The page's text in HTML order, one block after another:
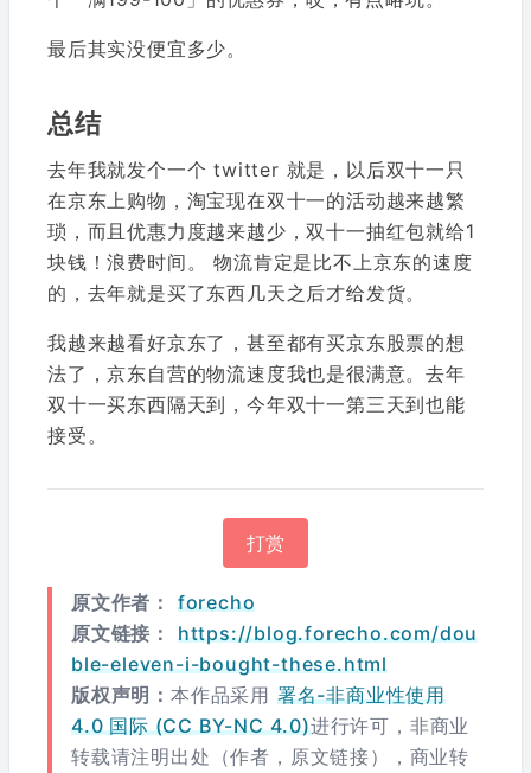
最后其实没便宜多少。
总结
去年我就发个一个 twitter 就是，以后双十一只
在京东上购物，淘宝现在双十一的活动越来越繁
琐，而且优惠力度越来越少，双十一抽红包就给1
块钱！浪费时间。 物流肯定是比不上京东的速度
的，去年就是买了东西几天之后才给发货。
我越来越看好京东了，甚至都有买京东股票的想
法了，京东自营的物流速度我也是很满意。去年
双十一买东西隔天到，今年双十一第三天到也能
接受。
打赏
原文作者：
forecho
原文链接：
https://blog.forecho.com/dou
ble-eleven-i-bought-these.html
版权声明： 本作品采用 署名-非商业性使用
4.0 国际 (CC BY-NC 4.0)进行许可，非商业
转载请注明出处（作者，原文链接），商业转